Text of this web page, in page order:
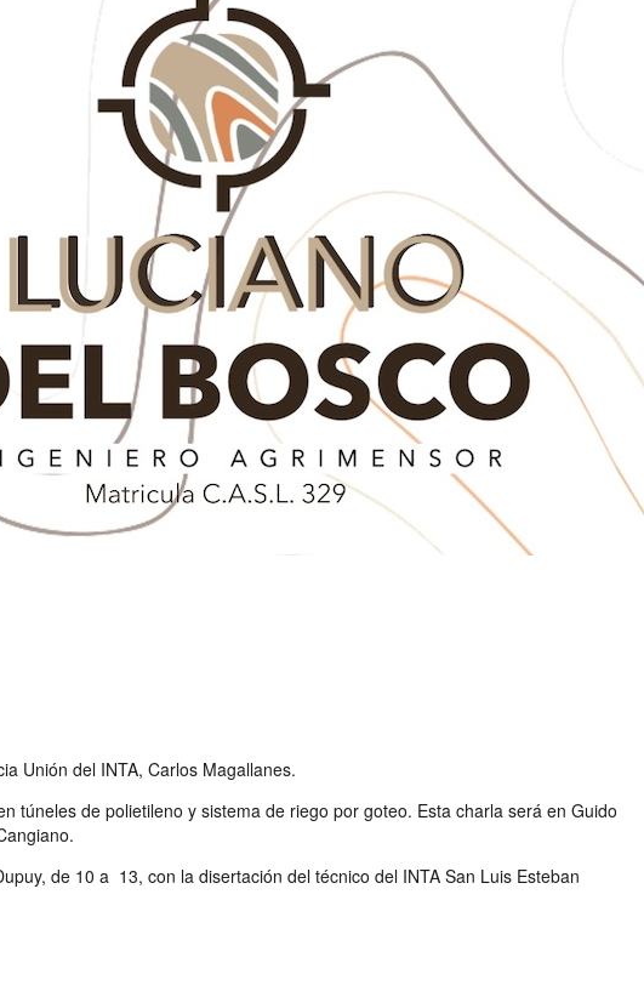
Unión del INTA, Carlos Magallanes.
túneles de polietileno y sistema de riego por goteo. Esta charla será en Guido
de 10 a 13, con la disertación del técnico del INTA San Luis Esteban